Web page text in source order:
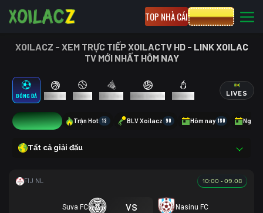
TOP NHÀ CÁI CƯỢC 8XBET
XOILACZ - XEM TRỰC TIẾP XOILACTV HD - LINK XOILAC
TV MỚI NHẤT HÔM NAY
BÓNG ĐÁ BÓNG RỔ TENNIS CẦU LÔNG BÓNG CHUYỀN LIVES
8 Trận Hot 13 BLV Xoilacz 90 Hôm nay 180 Ngày
Tất cả giải đấu
10:00 - 09.08
Suva FC vs Nasinu FC